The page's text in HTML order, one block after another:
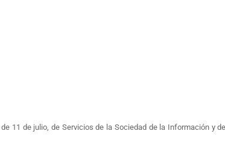
11 de julio, de Servicios de la Sociedad de la Información y